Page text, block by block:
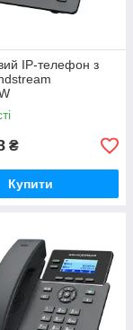
IP-телефон з
₴
Купити